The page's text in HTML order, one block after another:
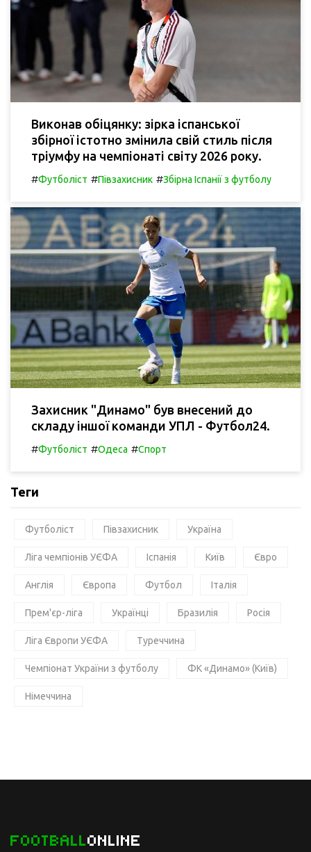
Виконав обіцянку: зірка іспанської
збірної істотно змінила свій стиль після
тріумфу на чемпіонаті світу 2026 року.
#Футболіст #Півзахисник #Збірна Іспанії з футболу
Захисник "Динамо" був внесений до
складу іншої команди УПЛ - Футбол24.
#Футболіст #Одеса #Спорт
Теги
Футболіст Півзахисник Україна
Ліга чемпіонів УЄФА Іспанія Київ Євро
Англія Європа Футбол Італія
Прем'єр-ліга Українці Бразилія Росія
Ліга Європи УЄФА Туреччина
Чемпіонат України з футболу ФК «Динамо» (Київ)
Німеччина
FOOTBALLONLINE